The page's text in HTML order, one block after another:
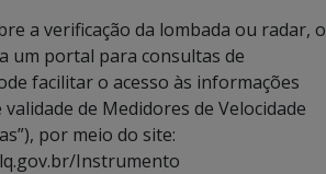
a verificação da lombada ou radar, o
um portal para consultas de
facilitar o acesso às informações
de Medidores de Velocidade
por meio do site:
Instrumento